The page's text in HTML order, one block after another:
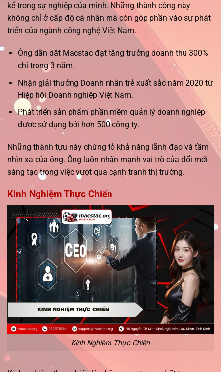
kể trong sự nghiệp của mình. Những thành công này
không chỉ ở cấp độ cá nhân mà còn góp phần vào sự phát
triển của ngành công nghệ Việt Nam.
Ông dẫn dắt Macstac đạt tăng trưởng doanh thu 300%
chỉ trong 3 năm.
Nhận giải thưởng Doanh nhân trẻ xuất sắc năm 2020 từ
Hiệp hội Doanh nghiệp Việt Nam.
Phát triển sản phẩm phần mềm quản lý doanh nghiệp
được sử dụng bởi hơn 500 công ty.
Những thành tựu này chứng tỏ khả năng lãnh đạo và tầm
nhìn xa của ông. Ông luôn nhấn mạnh vai trò của đổi mới
sáng tạo trong việc vượt qua cạnh tranh thị trường.
Kinh Nghiệm Thực Chiến
Kinh Nghiệm Thực Chiến